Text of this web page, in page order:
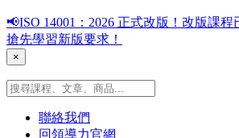
📢ISO 14001：2026 正式改版！改版課程
搶先學習新版要求！
×
聯絡我們
回領導力官網